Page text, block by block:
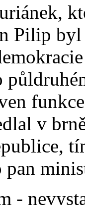
Pilip
v
pan
-